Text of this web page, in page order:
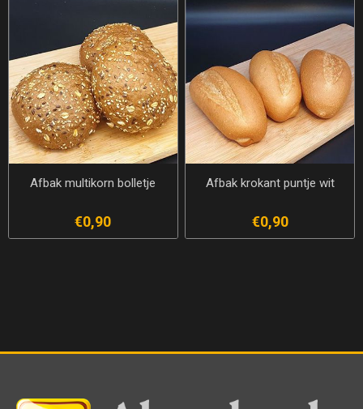
Afbak multikorn bolletje
€0,90
Afbak krokant puntje wit
€0,90